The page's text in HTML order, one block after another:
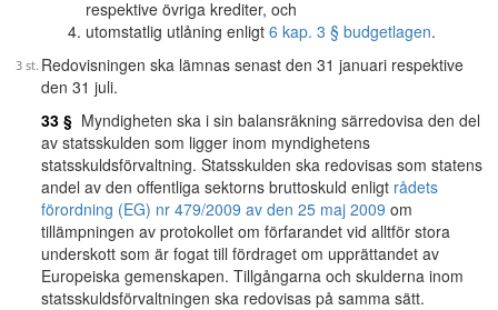
respektive övriga krediter, och
utomstatlig utlåning enligt 6 kap. 3 § budgetlagen.
Redovisningen ska lämnas senast den 31 januari respektive
den 31 juli.
33 § Myndigheten ska i sin balansräkning särredovisa den del
av statsskulden som ligger inom myndighetens
statsskuldsförvaltning. Statsskulden ska redovisas som statens
andel av den offentliga sektorns bruttoskuld enligt rådets
förordning (EG) nr 479/2009 av den 25 maj 2009 om
tillämpningen av protokollet om förfarandet vid alltför stora
underskott som är fogat till fördraget om upprättandet av
Europeiska gemenskapen. Tillgångarna och skulderna inom
statsskuldsförvaltningen ska redovisas på samma sätt.